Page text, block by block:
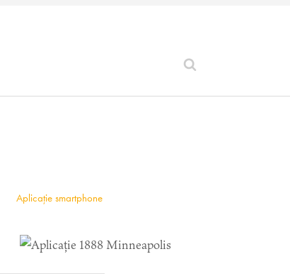
Aplicație smartphone